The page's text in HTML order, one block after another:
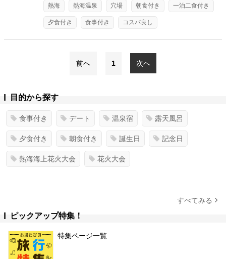
熱海 熱海温泉 穴場 朝食付き 一泊二食付き
夕食付き 食事付き コスパ良し
前へ 1 次へ
目的から探す
食事付き デート 温泉宿 露天風呂
夕食付き 朝食付き 誕生日 記念日
熱海海上花火大会 花火大会
すべてみる
ピックアップ特集！
特集ページ一覧